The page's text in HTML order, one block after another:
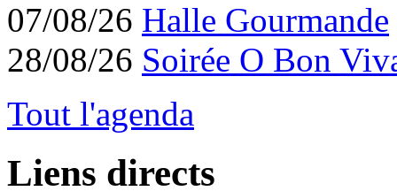
07/08/26 Halle Gourmande
28/08/26 Soirée O Bon
Tout l'agenda
Liens directs